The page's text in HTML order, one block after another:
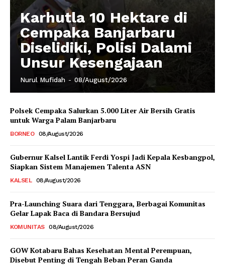
Karhutla 10 Hektare di
Cempaka Banjarbaru
Diselidiki, Polisi Dalami
Unsur Kesengajaan
Nurul Mufidah - 08/August/2026
Polsek Cempaka Salurkan 5.000 Liter Air Bersih Gratis
untuk Warga Palam Banjarbaru
BORNEO 08/August/2026
Gubernur Kalsel Lantik Ferdi Yospi Jadi Kepala Kesbangpol,
Siapkan Sistem Manajemen Talenta ASN
KALSEL 08/August/2026
Pra-Launching Suara dari Tenggara, Berbagai Komunitas
Gelar Lapak Baca di Bandara Bersujud
KOMUNITAS 08/August/2026
GOW Kotabaru Bahas Kesehatan Mental Perempuan,
Disebut Penting di Tengah Beban Peran Ganda